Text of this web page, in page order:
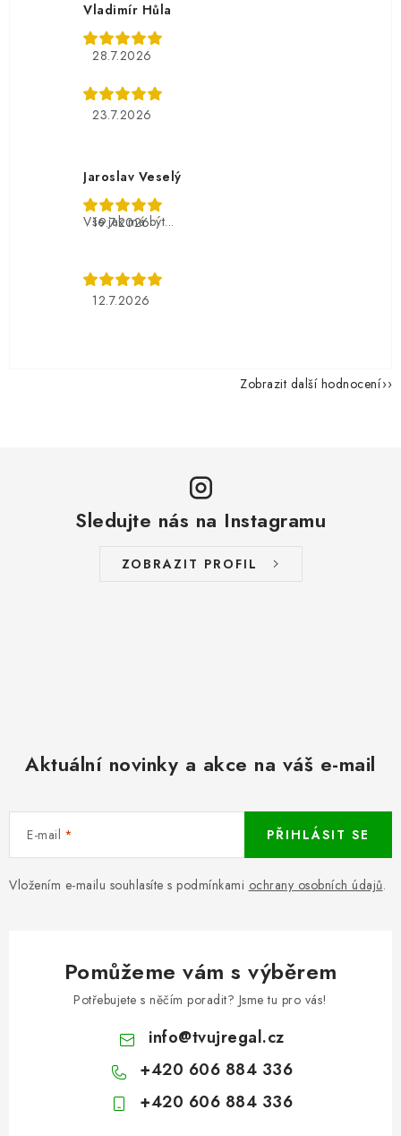
Vladimír Hůla
28.7.2026
23.7.2026
Jaroslav Veselý
19.7.2026
Vše jak má být...
12.7.2026
Zobrazit další hodnocení
Sledujte nás na Instagramu
ZOBRAZIT PROFIL
Aktuální novinky a akce na váš e-mail
E-mail
Vložením e-mailu souhlasíte s podmínkami ochrany osobních údajů.
PŘIHLÁSIT SE
Pomůžeme vám s výběrem
Potřebujete s něčím poradit? Jsme tu pro vás!
info@tvujregal.cz
+420 606 884 336
+420 606 884 336